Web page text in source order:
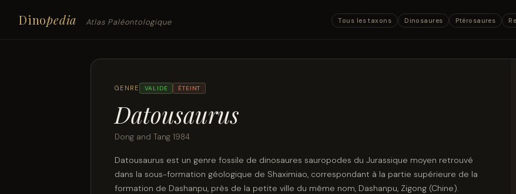
Dinopedia Atlas Paléontologique Tous les taxons Dinosaures Ptérosaures
GENRE VALIDE ÉTEINT
Datousaurus
Dong and Tang 1984
Datousaurus est un genre fossile de dinosaures sauropodes du Jurassique moyen retrouvé
dans la sous-formation géologique de Shaximiao, correspondant à la partie supérieure de la
formation de Dashanpu, près de la petite ville du même nom, Dashanpu, Zigong (Chine).